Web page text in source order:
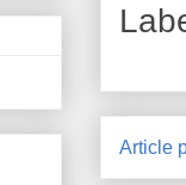
Article